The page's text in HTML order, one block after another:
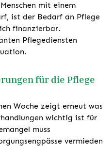
mit einem
ist der Bedarf an Pflege
finanzierbar.
Pflegediensten
für die Pflege
Woche zeigt erneut was
wichtig ist für
muss
vermieden